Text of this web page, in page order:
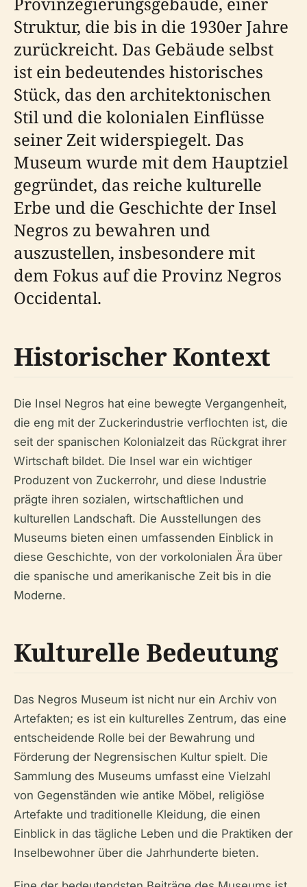
Struktur, die bis in die 1930er Jahre
zurückreicht. Das Gebäude selbst
ist ein bedeutendes historisches
Stück, das den architektonischen
Stil und die kolonialen Einflüsse
seiner Zeit widerspiegelt. Das
Museum wurde mit dem Hauptziel
gegründet, das reiche kulturelle
Erbe und die Geschichte der Insel
Negros zu bewahren und
auszustellen, insbesondere mit
dem Fokus auf die Provinz Negros
Occidental.
Historischer Kontext
Die Insel Negros hat eine bewegte Vergangenheit,
die eng mit der Zuckerindustrie verflochten ist, die
seit der spanischen Kolonialzeit das Rückgrat ihrer
Wirtschaft bildet. Die Insel war ein wichtiger
Produzent von Zuckerrohr, und diese Industrie
prägte ihren sozialen, wirtschaftlichen und
kulturellen Landschaft. Die Ausstellungen des
Museums bieten einen umfassenden Einblick in
diese Geschichte, von der vorkolonialen Ära über
die spanische und amerikanische Zeit bis in die
Moderne.
Kulturelle Bedeutung
Das Negros Museum ist nicht nur ein Archiv von
Artefakten; es ist ein kulturelles Zentrum, das eine
entscheidende Rolle bei der Bewahrung und
Förderung der Negrensischen Kultur spielt. Die
Sammlung des Museums umfasst eine Vielzahl
von Gegenständen wie antike Möbel, religiöse
Artefakte und traditionelle Kleidung, die einen
Einblick in das tägliche Leben und die Praktiken der
Inselbewohner über die Jahrhunderte bieten.